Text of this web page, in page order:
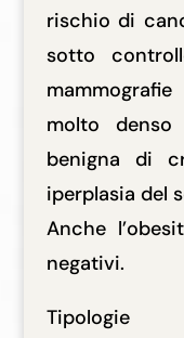
rischio di
sotto
molto
benigna di
iperplasia del
Anche
negativi.
Tipologie